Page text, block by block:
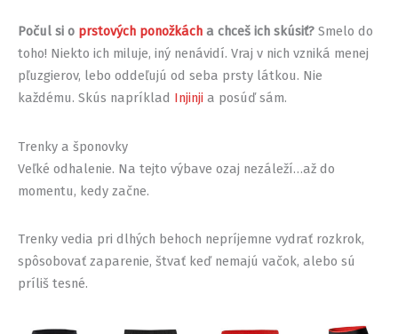
Počul si o prstových ponožkách a chceš ich skúsiť? Smelo do
toho! Niekto ich miluje, iný nenávidí. Vraj v nich vzniká menej
pľuzgierov, lebo oddeľujú od seba prsty látkou. Nie
každému. Skús napríklad Injinji a posúď sám.
Trenky a šponovky
Veľké odhalenie. Na tejto výbave ozaj nezáleží…až do
momentu, kedy začne.
Trenky vedia pri dlhých behoch nepríjemne vydrať rozkrok,
spôsobovať zaparenie, štvať keď nemajú vačok, alebo sú
príliš tesné.